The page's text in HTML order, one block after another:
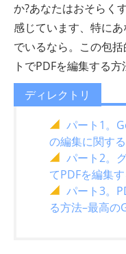
か?あなたはおそらく
感じています、特に
でいるなら。この包
トでPDFを編集する
ディレクトリ
パート1。
の編集に関す
パート2。
てPDFを編集
パート3。
る方法–最高